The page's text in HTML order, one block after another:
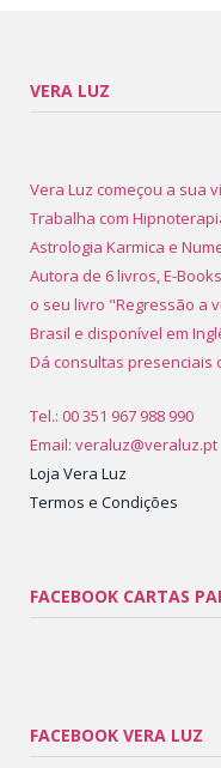
VERA LUZ
Vera Luz começou a sua
Trabalha com
Astrologia Karmica e
Autora de 6 livros, E-
o seu livro "Regressão a
Brasil e disponível em
Dá consultas presenciais
Tel.: 00 351 967 988 990
Email: veraluz@veraluz.pt
Loja Vera Luz
Termos e Condições
FACEBOOK CARTAS
FACEBOOK VERA LUZ